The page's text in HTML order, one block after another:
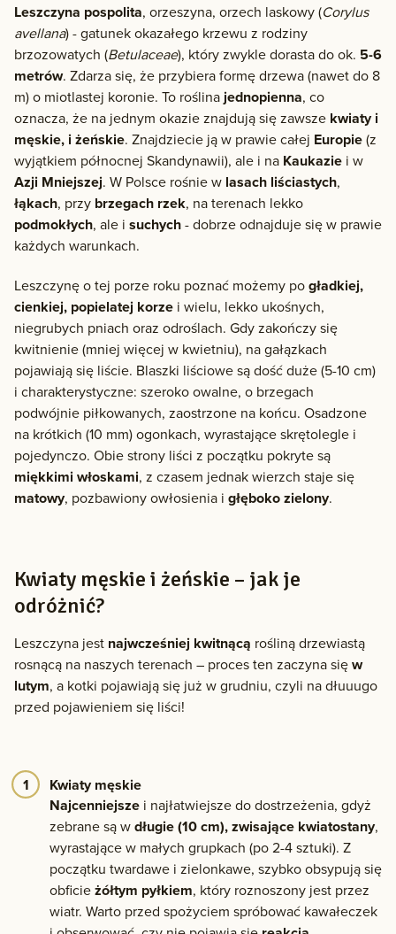
Leszczyna pospolita, orzeszyna, orzech laskowy (Corylus
avellana) - gatunek okazałego krzewu z rodziny
brzozowatych (Betulaceae), który zwykle dorasta do ok. 5-6
metrów. Zdarza się, że przybiera formę drzewa (nawet do 8
m) o miotlastej koronie. To roślinajednopienna, co
oznacza, że na jednym okazie znajdują się zawsze kwiaty i
męskie, i żeńskie. Znajdziecie ją w prawie całej Europie(z
wyjątkiem północnej Skandynawii), ale i na Kaukazie i w
Azji Mniejszej. W Polsce rośnie w lasach liściastych,
łąkach, przy brzegach rzek, na terenach lekko
podmokłych, ale i suchych- dobrze odnajduje się w prawie
każdych warunkach.
Leszczynę o tej porze roku poznać możemy pogładkiej,
cienkiej, popielatej korze i wielu, lekko ukośnych,
niegrubych pniach oraz odroślach. Gdy zakończy się
kwitnienie (mniej więcej w kwietniu), na gałązkach
pojawiają się liście. Blaszki liściowe są dość duże (5-10 cm)
i charakterystyczne: szeroko owalne, o brzegach
podwójnie piłkowanych, zaostrzone na końcu. Osadzone
na krótkich (10 mm) ogonkach, wyrastające skrętolegle i
pojedynczo. Obie strony liści z początku pokryte są
miękkimi włoskami, z czasem jednak wierzch staje się
matowy, pozbawiony owłosienia i głęboko zielony.
Kwiaty męskie i żeńskie – jak je
odróżnić?
Leszczyna jest najwcześniej kwitnącą rośliną drzewiastą
rosnącą na naszych terenach – proces ten zaczyna sięw
lutym, a kotki pojawiają się już w grudniu, czyli na dłuuugo
przed pojawieniem się liści!
Kwiaty męskie
Najcenniejsze i najłatwiejsze do dostrzeżenia, gdyż
zebrane są wdługie (10 cm), zwisające kwiatostany,
wyrastające w małych grupkach (po 2-4 sztuki). Z
początku twardawe i zielonkawe, szybko obsypują się
obficieżółtym pyłkiem, który roznoszony jest przez
wiatr. Warto przed spożyciem spróbować kawałeczek